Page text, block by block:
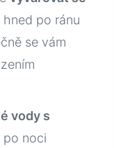
hned po ránu
se vám
vody s
po noci